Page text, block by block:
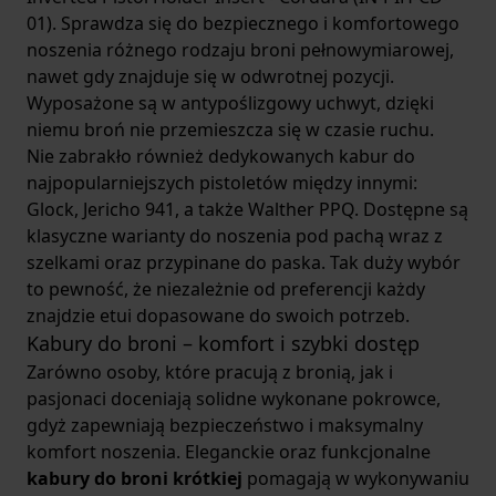
01). Sprawdza się do bezpiecznego i komfortowego
noszenia różnego rodzaju broni pełnowymiarowej,
nawet gdy znajduje się w odwrotnej pozycji.
Wyposażone są w antypoślizgowy uchwyt, dzięki
niemu broń nie przemieszcza się w czasie ruchu.
Nie zabrakło również dedykowanych kabur do
najpopularniejszych pistoletów między innymi:
Glock, Jericho 941, a także Walther PPQ. Dostępne są
klasyczne warianty do noszenia pod pachą wraz z
szelkami oraz przypinane do paska. Tak duży wybór
to pewność, że niezależnie od preferencji każdy
znajdzie etui dopasowane do swoich potrzeb.
Kabury do broni – komfort i szybki dostęp
Zarówno osoby, które pracują z bronią, jak i
pasjonaci doceniają solidne wykonane pokrowce,
gdyż zapewniają bezpieczeństwo i maksymalny
komfort noszenia. Eleganckie oraz funkcjonalne
kabury do broni krótkiej pomagają w wykonywaniu